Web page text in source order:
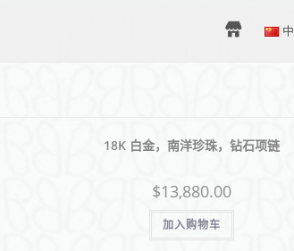
M
18K 白金，南洋珍珠，钻石项链
$13,880.00
加入购物车